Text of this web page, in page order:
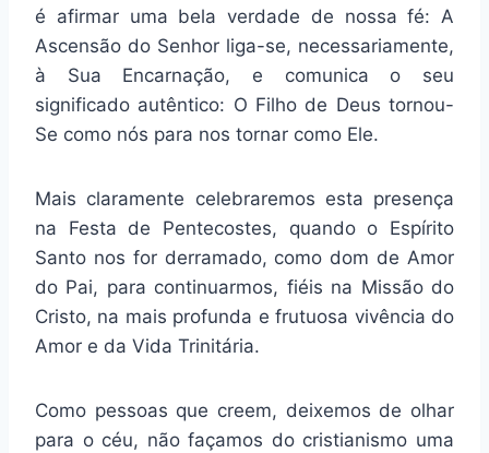
é afirmar uma bela verdade de nossa fé: A
Ascensão do Senhor liga-se, necessariamente,
à Sua Encarnação, e comunica o seu
significado autêntico: O Filho de Deus tornou-
Se como nós para nos tornar como Ele.
Mais claramente celebraremos esta presença
na Festa de Pentecostes, quando o Espírito
Santo nos for derramado, como dom de Amor
do Pai, para continuarmos, fiéis na Missão do
Cristo, na mais profunda e frutuosa vivência do
Amor e da Vida Trinitária.
Como pessoas que creem, deixemos de olhar
para o céu, não façamos do cristianismo uma